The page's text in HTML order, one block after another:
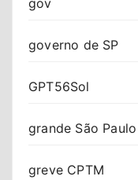
governo de SP
GPT56Sol
grande São Paulo
greve CPTM